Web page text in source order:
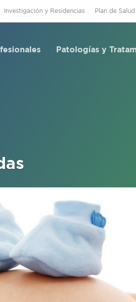
Investigación y Residencias Plan de Salud
Patologías y